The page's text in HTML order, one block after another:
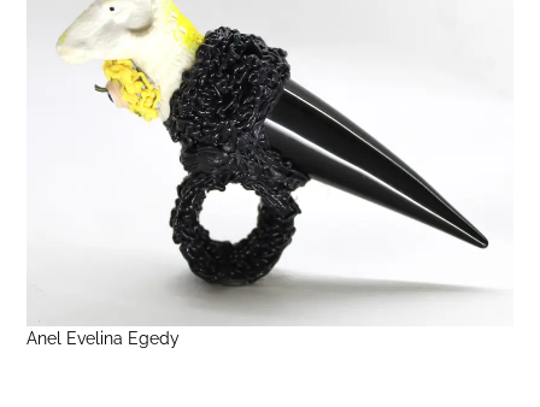
Anel Evelina Egedy